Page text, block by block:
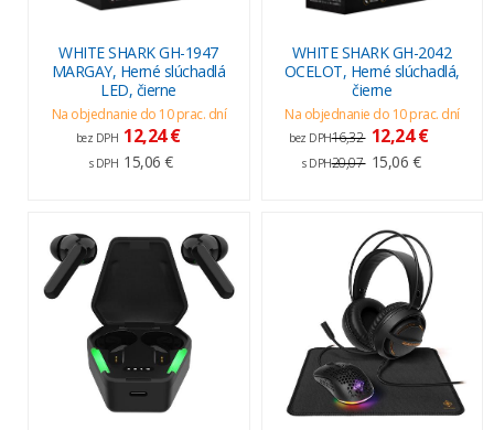
WHITE SHARK GH-1947
MARGAY, Herné slúchadlá
LED, čierne
Na objednanie do 10 prac. dní
bez DPH 12,24 €
s DPH 15,06 €
WHITE SHARK GH-2042
OCELOT, Herné slúchadlá,
čierne
Na objednanie do 10 prac. dní
bez DPH16,32 12,24 €
s DPH20,07 15,06 €